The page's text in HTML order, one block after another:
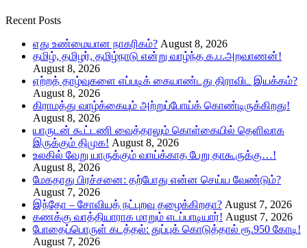
Recent Posts
எது உண்மையான நாகரிகம்? August 8, 2026
தமிழ், தமிழர், தமிழ்நாடு என்று வாழ்ந்த க.ப.அறவாணன்!
August 8, 2026
ஏற்றத் தாழ்வுகளை எப்படிக் கையாண்டது திராவிட இயக்கம்?
August 8, 2026
கிராமத்து வாழ்க்கையும் அற்றுப்போய்க் கொண்டிருக்கிறது!
August 8, 2026
யாருடன் கூட்டணி வைத்தாலும் கொள்கையில் தெளிவாக
இருக்கும் திமுக! August 8, 2026
உலகில் வேறு யாருக்கும் வாய்க்காத பேறு தாகூருக்கு…!
August 8, 2026
மேகதாது பிரச்சனை: தற்போது என்ன செய்ய வேண்டும்?
August 7, 2026
இந்தோ – சோவியத் நட்புறவு தழைக்கிறதா? August 7, 2026
கணக்கு வாத்தியாராக மாறும் எடப்பாடியார்! August 7, 2026
போதைப்பொருள் கடத்தல்: துப்புக் கொடுத்தால் ரூ.950 கோடி!
August 7, 2026